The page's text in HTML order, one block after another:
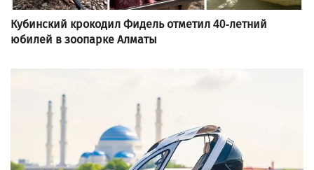
Кубинский крокодил Фидель отметил 40-летний
юбилей в зоопарке Алматы